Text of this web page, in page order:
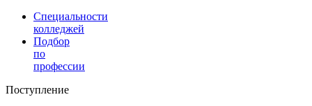
Специальности
колледжей
Подбор
по
профессии
Поступление